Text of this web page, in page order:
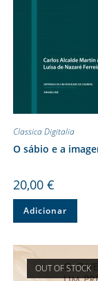
Classica Digitalia
O sábio e a
20,00 €
Adicionar
OUT OF STOCK